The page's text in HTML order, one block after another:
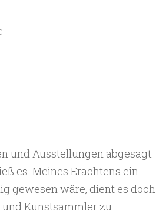
und Ausstellungen abgesagt.
es. Meines Erachtens ein
gewesen wäre, dient es doch
Kunstsammler zu